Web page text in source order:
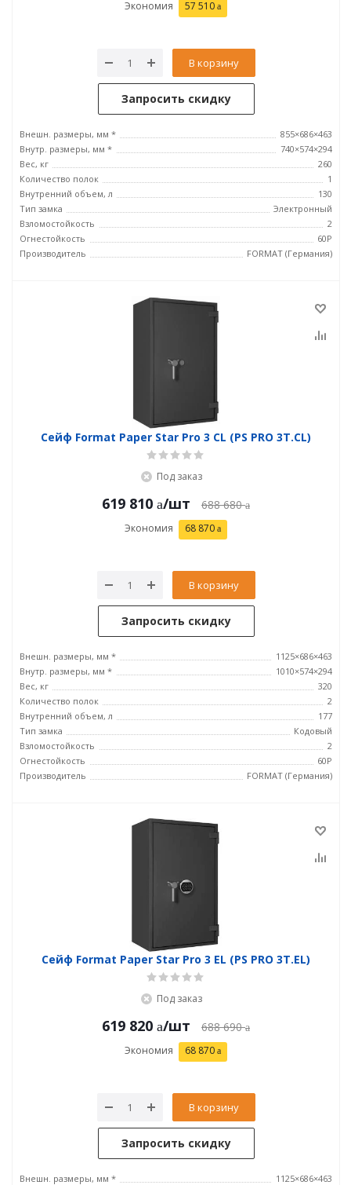
Экономия 57 510
В корзину
Запросить скидку
Внешн. размеры, мм *
855×686×463
Внутр. размеры, мм *
740×574×294
Вес, кг
260
Количество полок
1
Внутренний объем, л
130
Тип замка
Электронный
Взломостойкость
2
Огнестойкость
60P
Производитель
FORMAT (Германия)
Сейф Format Paper Star Pro 3 CL (PS PRO 3Т.CL)
Под заказ
619 810 /шт 688 680
Экономия 68 870
В корзину
Запросить скидку
Внешн. размеры, мм *
1125×686×463
Внутр. размеры, мм *
1010×574×294
Вес, кг
320
Количество полок
2
Внутренний объем, л
177
Тип замка
Кодовый
Взломостойкость
2
Огнестойкость
60P
Производитель
FORMAT (Германия)
Сейф Format Paper Star Pro 3 EL (PS PRO 3Т.EL)
Под заказ
619 820 /шт 688 690
Экономия 68 870
В корзину
Запросить скидку
Внешн. размеры, мм *
1125×686×463